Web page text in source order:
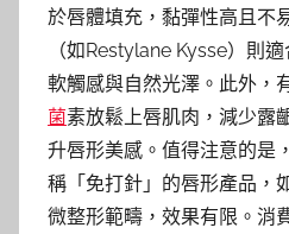
於唇體填充，黏彈性高且不
（如Restylane Kysse）則
軟觸感與自然光澤。此外，
菌素放鬆上唇肌肉，減少露
升唇形美感。值得注意的是
稱「免打針」的唇形產品，
微整形範疇，效果有限。消